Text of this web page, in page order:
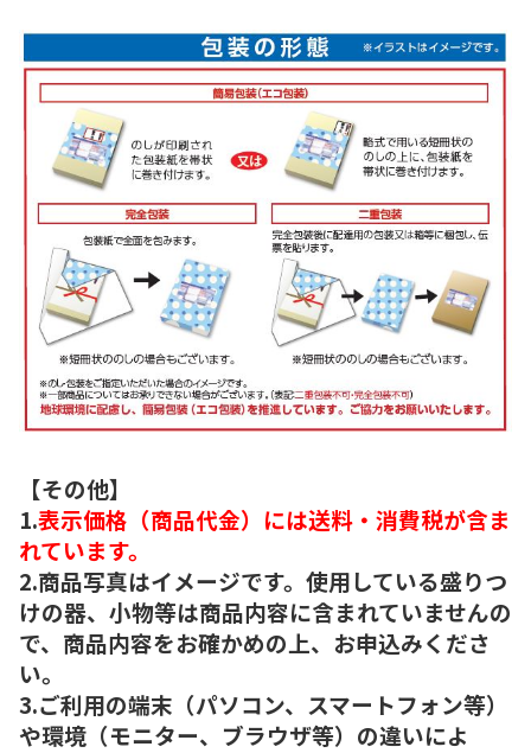
【その他】
1.表示価格（商品代金）には送料・消費税が含ま
れています。
2.商品写真はイメージです。使用している盛りつ
けの器、小物等は商品内容に含まれていませんの
で、商品内容をお確かめの上、お申込みくださ
い。
3.ご利用の端末（パソコン、スマートフォン等）
や環境（モニター、ブラウザ等）の違いによ